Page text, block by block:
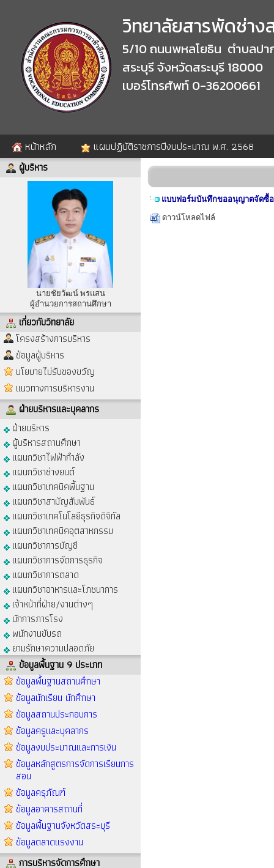
วิทยาลัยสารพัดช่าง
5/10 ถนนพหลโยธิน ตำบลปา
สระบุรี จังหวัดสระบุรี 18000
เบอร์โทรศัพท์ 0-36200661
หน้าหลัก แผนปฏิบัติราชการปีงบประมาณ พ.ศ. 2568
ผู้บริหาร
นายชัยวัฒน์ พรแสน
ผู้อำนวยการสถานศึกษา
เกี่ยวกับวิทยาลัย
โครงสร้างการบริหาร
ข้อมูลผู้บริหาร
นโยบายไม่รับของขวัญ
แนวทางการบริหารงาน
ฝ่ายบริหารและบุคลากร
ฝ่ายบริหาร
ผู้บริหารสถานศึกษา
แผนกวิชาไฟฟ้ากำลัง
แผนกวิชาช่างยนต์
แผนกวิชาเทคนิคพื้นฐาน
แผนกวิชาสามัญสัมพันธ์
แผนกวิชาเทคโนโลยีธุรกิจดิจิทัล
แผนกวิชาเทคนิคอุตสาหกรรม
แผนกวิชาการบัญชี
แผนกวิชาการจัดการธุรกิจ
แผนกวิชาการตลาด
แผนกวิชาอาหารและโภชนาการ
เจ้าหน้าที่ฝ่าย/งานต่างๆ
นักการภารโรง
พนักงานขับรถ
ยามรักษาความปลอดภัย
ข้อมูลพื้นฐาน 9 ประเภท
ข้อมูลพื้นฐานสถานศึกษา
ข้อมูลนักเรียน นักศึกษา
ข้อมูลสถานประกอบการ
ข้อมูลครูและบุคลากร
ข้อมูลงบประมาณและการเงิน
ข้อมูลหลักสูตรการจัดการเรียนการ
สอน
ข้อมูลครุภัณฑ์
ข้อมูลอาคารสถานที่
ข้อมูลพื้นฐานจังหวัดสระบุรี
ข้อมูลตลาดแรงงาน
การบริหารจัดการศึกษา
แบบฟอร์มบันทึกขออนุญาตจัดซื้อ
ดาวน์โหลดไฟล์